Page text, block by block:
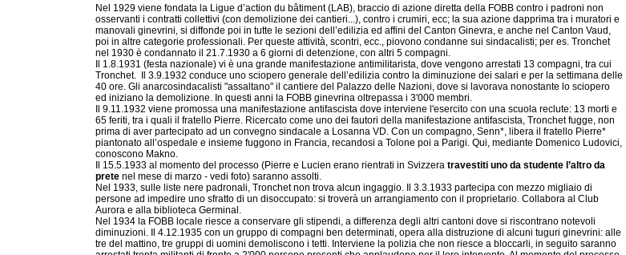
Nel 1929 viene fondata la Ligue d’action du bâtiment (LAB), braccio di azione diretta della FOBB contro i padroni non
osservanti i contratti collettivi (con demolizione dei cantieri...), contro i crumiri, ecc; la sua azione dapprima tra i muratori e
manovali ginevrini, si diffonde poi in tutte le sezioni dell’edilizia ed affini del Canton Ginevra, e anche nel Canton Vaud,
poi in altre categorie professionali. Per queste attività, scontri, ecc., piovono condanne sui sindacalisti; per es. Tronchet
nel 1930 è con­dannato il 21.7.1930 a 6 giorni di detenzione, con altri 5 compagni.
Il 1.8.1931 (festa nazionale) vi è una grande manifestazione antimilitarista, dove vengono arrestati 13 compagni, tra cui
Tronchet. Il 3.9.1932 conduce uno sciopero generale dell’edilizia contro la diminuzione dei salari e per la settimana delle
40 ore. Gli anarcosindacalisti "assaltano" il cantiere del Palazzo delle Nazioni, dove si lavorava nonostante lo sciopero
ed iniziano la demolizione. In questi anni la FOBB ginevrina oltrepassa i 3'000 membri.
Il 9.11.1932 viene promossa una manifestazione antifascista dove interviene l'esercito con una scuola reclute: 13 morti e
65 feriti, tra i quali il fratello Pierre. Ricercato come uno dei fautori della manifestazione antifascista, Tronchet fugge, non
prima di aver partecipato ad un convegno sindacale a Losanna VD. Con un compagno, Senn*, libera il fratello Pierre*
piantonato all’ospedale e insieme fuggono in Francia, recandosi a Tolone poi a Parigi. Qui, mediante Domenico Ludovici,
conoscono Makno.
Il 15.5.1933 al momento del processo (Pierre e Lucien erano rientrati in Svizzera travestiti uno da studente l’altro da
prete nel mese di marzo - vedi foto) saranno assolti.
Nel 1933, sulle liste nere padronali, Tronchet non trova alcun ingaggio. Il 3.3.1933 partecipa con mezzo migliaio di
persone ad impedire uno sfratto di un disoccupato: si troverà un arrangiamento con il proprietario. Collabora al Club
Aurora e alla biblioteca Germinal.
Nel 1934 la FOBB locale riesce a conservare gli stipendi, a differenza degli altri cantoni dove si riscontrano notevoli
diminuzioni. Il 4.12.1935 con un gruppo di compagni ben determinati, opera alla distruzione di alcuni tuguri ginevrini: alle
tre del mattino, tre gruppi di uomini demoliscono i tetti. Interviene la polizia che non riesce a bloccarli, in seguito saranno